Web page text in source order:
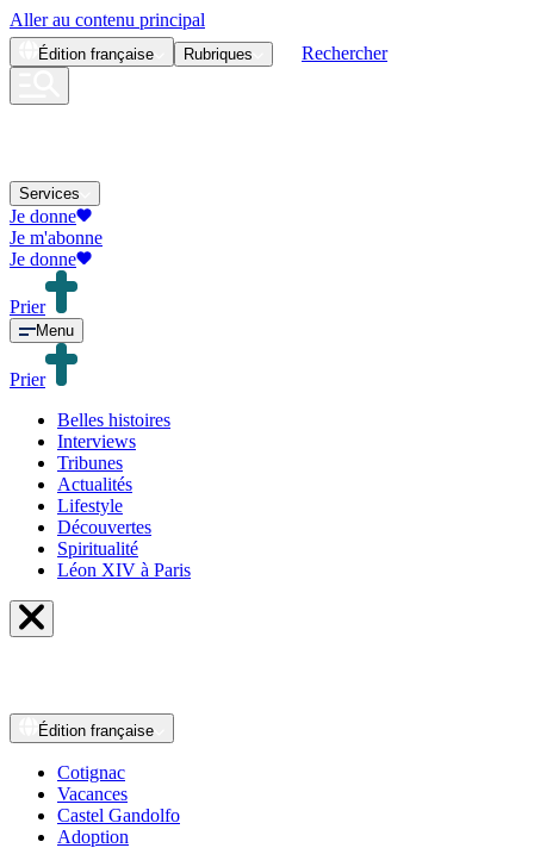
Aller au contenu principal
Édition française Rubriques Rechercher
Services
Je donne
Je m'abonne
Je donne
Prier
Menu
Prier
Belles histoires
Interviews
Tribunes
Actualités
Lifestyle
Découvertes
Spiritualité
Léon XIV à Paris
Édition française
Cotignac
Vacances
Castel Gandolfo
Adoption